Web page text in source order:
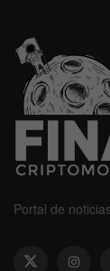
Portal de